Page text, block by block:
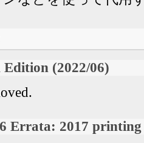
Edition (2022/06)
Errata: 2017 printing